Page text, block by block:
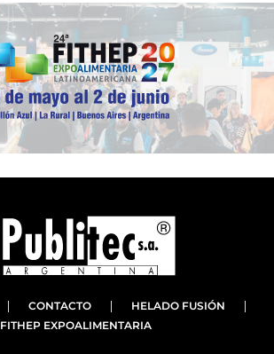
CONTACTO
HELADO FUSIÓN
FITHEP EXPOALIMENTARIA